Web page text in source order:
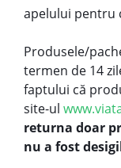
apelului pentru
Produsele/
termen de 14
faptului că
site-ul
returna doar
nu a fost